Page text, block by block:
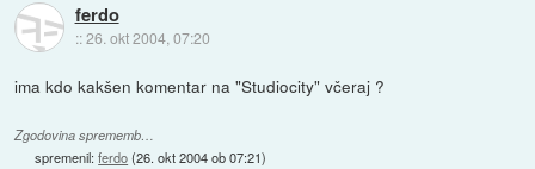
ferdo
::26. okt 2004, 07:20
ima kdo kakšen komentar na "Studiocity" včeraj ?
Zgodovina sprememb…
spremenil:ferdo(26. okt 2004 ob 07:21)